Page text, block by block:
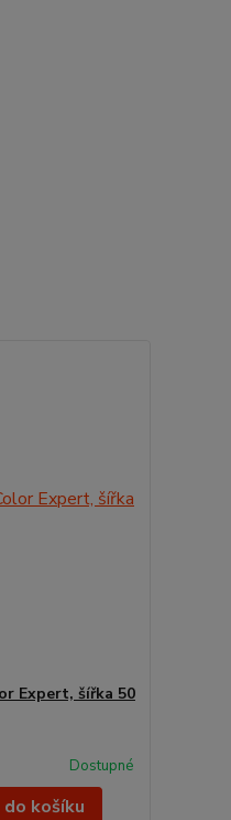
Expert, šířka 50
Dostupné
košíku